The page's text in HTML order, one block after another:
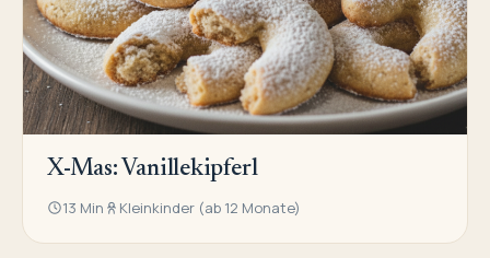
X-Mas: Vanillekipferl
13 Min Kleinkinder (ab 12 Monate)